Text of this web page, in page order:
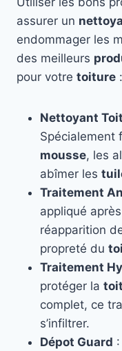
assurer un
endommager les
des meilleurs
pour votre toiture :
Nettoyant
Spécialement
mousse, les
abîmer les
Traitement
appliqué
réapparition
propreté du
Traitement
protéger la
complet, ce
s’infiltrer.
Dépot Guard